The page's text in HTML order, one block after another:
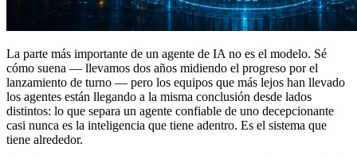
La parte más importante de un agente de IA no es el modelo. Sé
cómo suena — llevamos dos años midiendo el progreso por el
lanzamiento de turno — pero los equipos que más lejos han llevado
los agentes están llegando a la misma conclusión desde lados
distintos: lo que separa un agente confiable de uno decepcionante
casi nunca es la inteligencia que tiene adentro. Es el sistema que
tiene alrededor.